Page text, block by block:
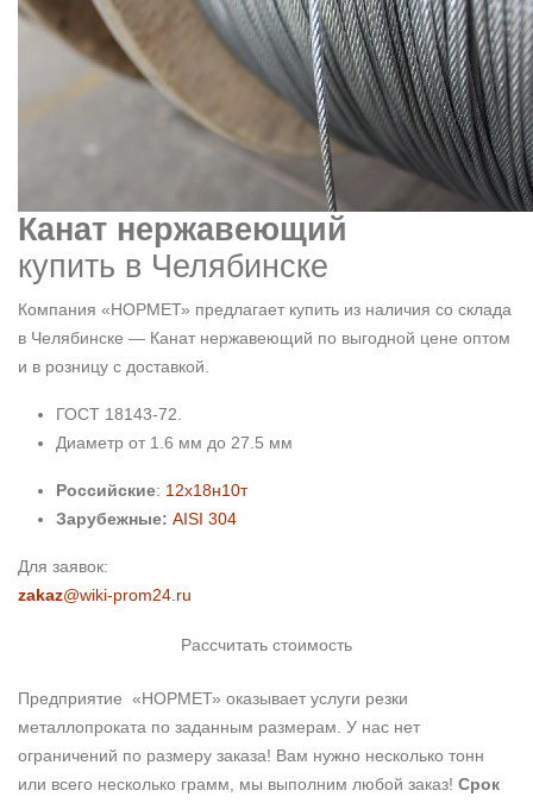
Канат нержавеющий
купить в Челябинске
Компания «НОРМЕТ» предлагает купить из наличия со склада
в Челябинске — Канат нержавеющий по выгодной цене оптом
и в розницу с доставкой.
ГОСТ 18143-72.
Диаметр от 1.6 мм до 27.5 мм
Российские: 12х18н10т
Зарубежные: AISI 304
Для заявок:
zakaz@wiki-prom24.ru
Рассчитать стоимость
Предприятие «НОРМЕТ» оказывает услуги резки
металлопроката по заданным размерам. У нас нет
ограничений по размеру заказа! Вам нужно несколько тонн
или всего несколько грамм, мы выполним любой заказ! Срок